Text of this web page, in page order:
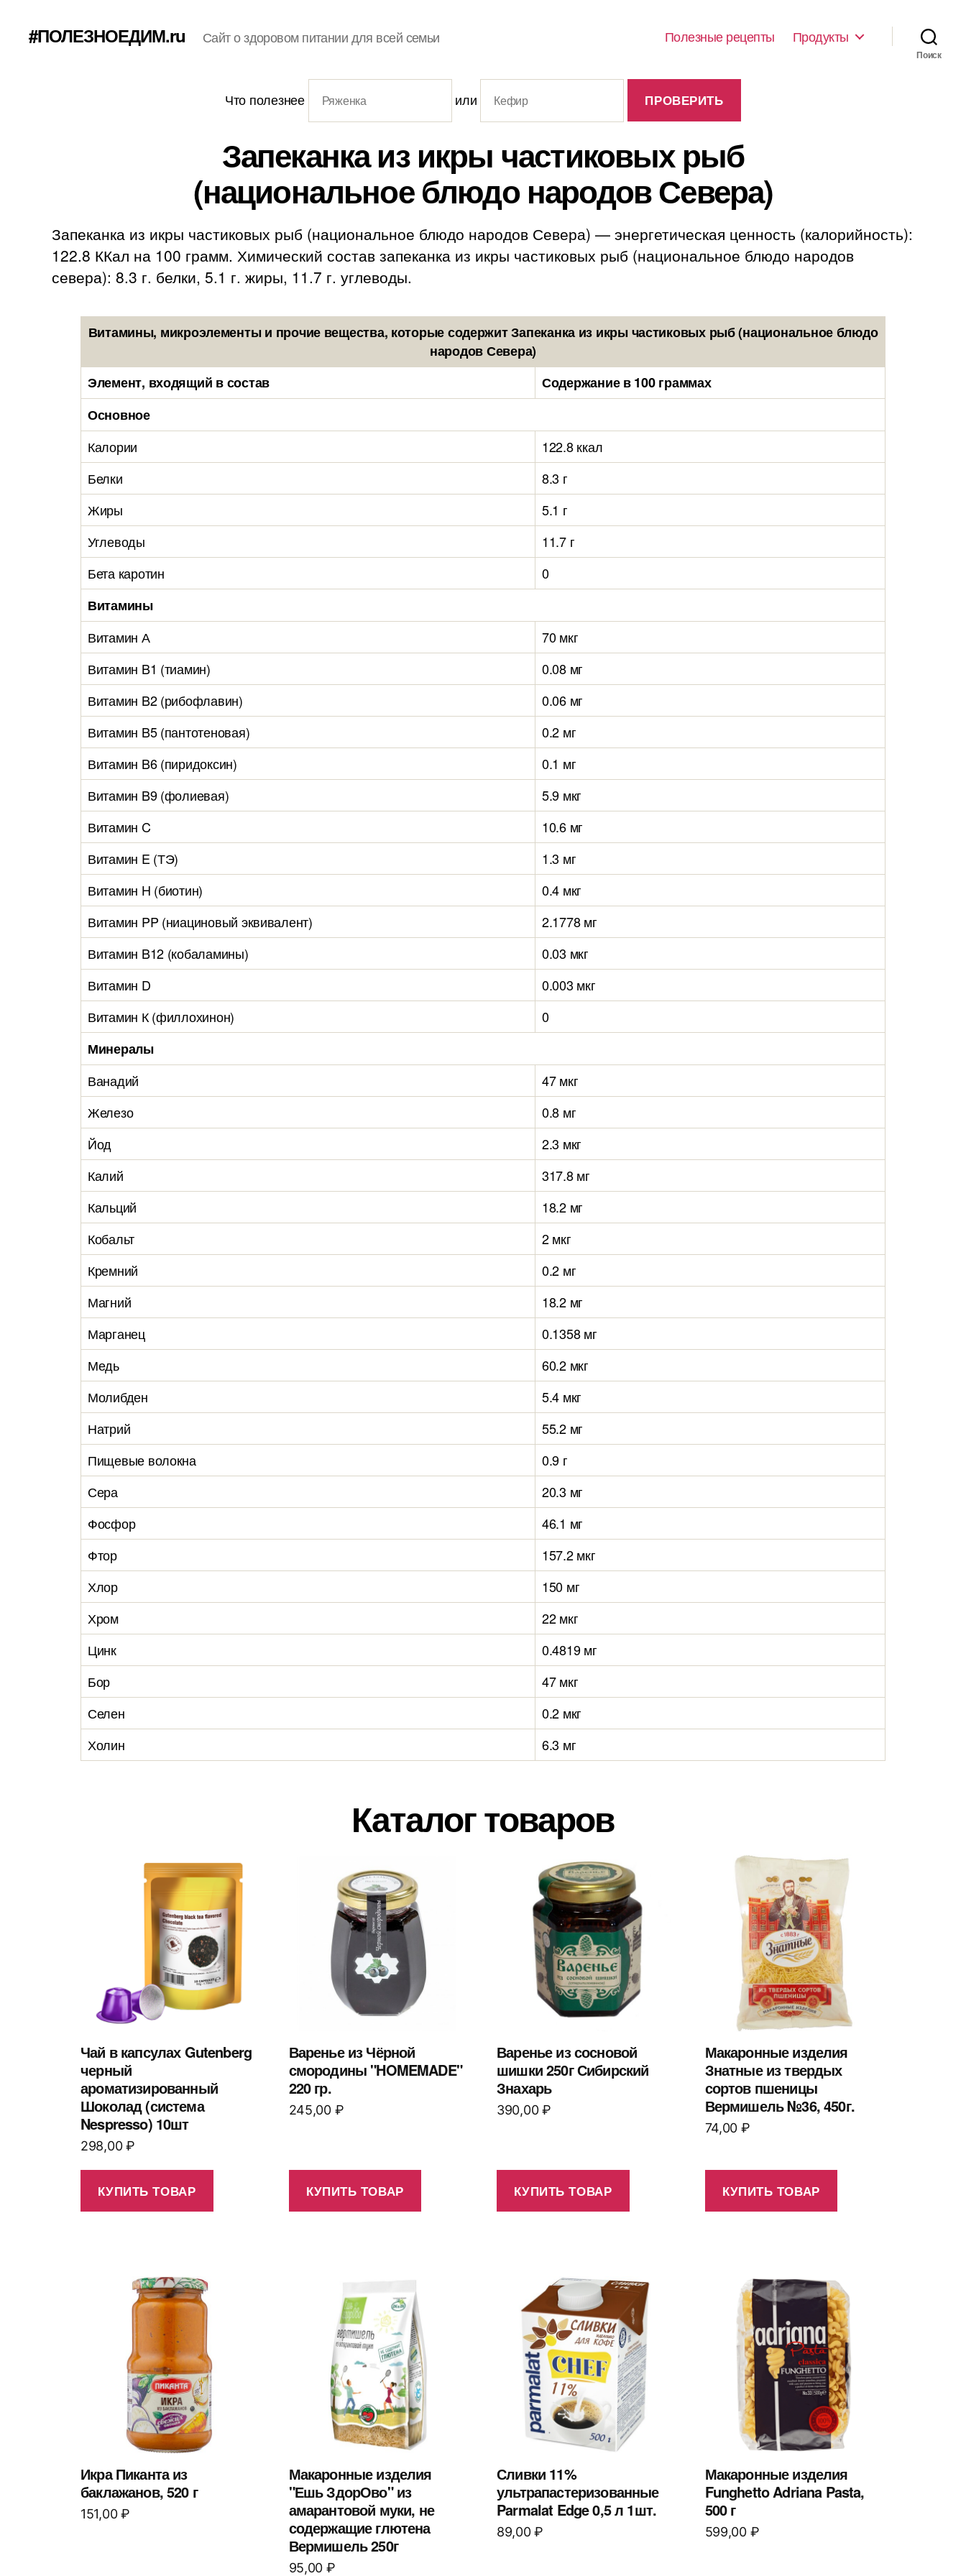
#ПОЛЕЗНОЕДИМ.ru Сайт о здоровом питании для всей семьи Полезные рецепты Продукты
Поиск
Что полезнее или
Запеканка из икры частиковых рыб
(национальное блюдо народов Севера)
Запеканка из икры частиковых рыб (национальное блюдо народов Севера) — энергетическая ценность (калорийность):
122.8 ККал на 100 грамм. Химический состав запеканка из икры частиковых рыб (национальное блюдо народов
севера): 8.3 г. белки, 5.1 г. жиры, 11.7 г. углеводы.
Витамины, микроэлементы и прочие вещества, которые содержит Запеканка из икры частиковых рыб (национальное блюдо
народов Севера)
Элемент, входящий в состав
Содержание в 100 граммах
Основное
Калории
122.8 ккал
Белки
8.3 г
Жиры
5.1 г
Углеводы
11.7 г
Бета каротин
0
Витамины
Витамин А
70 мкг
Витамин B1 (тиамин)
0.08 мг
Витамин B2 (рибофлавин)
0.06 мг
Витамин B5 (пантотеновая)
0.2 мг
Витамин B6 (пиридоксин)
0.1 мг
Витамин B9 (фолиевая)
5.9 мкг
Витамин C
10.6 мг
Витамин E (ТЭ)
1.3 мг
Витамин H (биотин)
0.4 мкг
Витамин PP (ниациновый эквивалент)
2.1778 мг
Витамин B12 (кобаламины)
0.03 мкг
Витамин D
0.003 мкг
Витамин К (филлохинон)
0
Минералы
Ванадий
47 мкг
Железо
0.8 мг
Йод
2.3 мкг
Калий
317.8 мг
Кальций
18.2 мг
Кобальт
2 мкг
Кремний
0.2 мг
Магний
18.2 мг
Марганец
0.1358 мг
Медь
60.2 мкг
Молибден
5.4 мкг
Натрий
55.2 мг
Пищевые волокна
0.9 г
Сера
20.3 мг
Фосфор
46.1 мг
Фтор
157.2 мкг
Хлор
150 мг
Хром
22 мкг
Цинк
0.4819 мг
Бор
47 мкг
Селен
0.2 мкг
Холин
6.3 мг
Каталог товаров
Чай в капсулах Gutenberg
черный
ароматизированный
Шоколад (система
Nespresso) 10шт
298,00₽
КУПИТЬ ТОВАР
Варенье из Чёрной
смородины "HOMEMADE"
220 гр.
245,00 ₽
КУПИТЬ ТОВАР
Варенье из сосновой
шишки 250г Сибирский
Знахарь
390,00₽
КУПИТЬ ТОВАР
Макаронные изделия
Знатные из твердых
сортов пшеницы
Вермишель №36, 450г.
74,00 ₽
КУПИТЬ ТОВАР
Икра Пиканта из
баклажанов, 520 г
151,00₽
Макаронные изделия
"Ешь ЗдорОво" из
амарантовой муки, не
содержащие глютена
Вермишель 250г
95,00 ₽
Сливки 11%
ультрапастеризованные
Parmalat Edge 0,5 л 1шт.
89,00₽
Макаронные изделия
Funghetto Adriana Pasta,
500 г
599,00 ₽